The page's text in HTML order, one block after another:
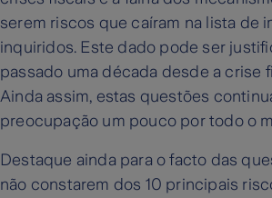
serem riscos que caíram na lista de
inquiridos. Este dado pode ser
passado uma década desde a crise
Ainda assim, estas questões
preocupação um pouco por todo o
Destaque ainda para o facto das
não constarem dos 10 principais